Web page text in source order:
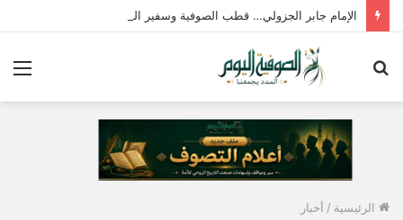
الإمام جابر الجزولي… قطب الصوفية وسفير الحب الإلهي في مصر
الرئيسية / أخبار